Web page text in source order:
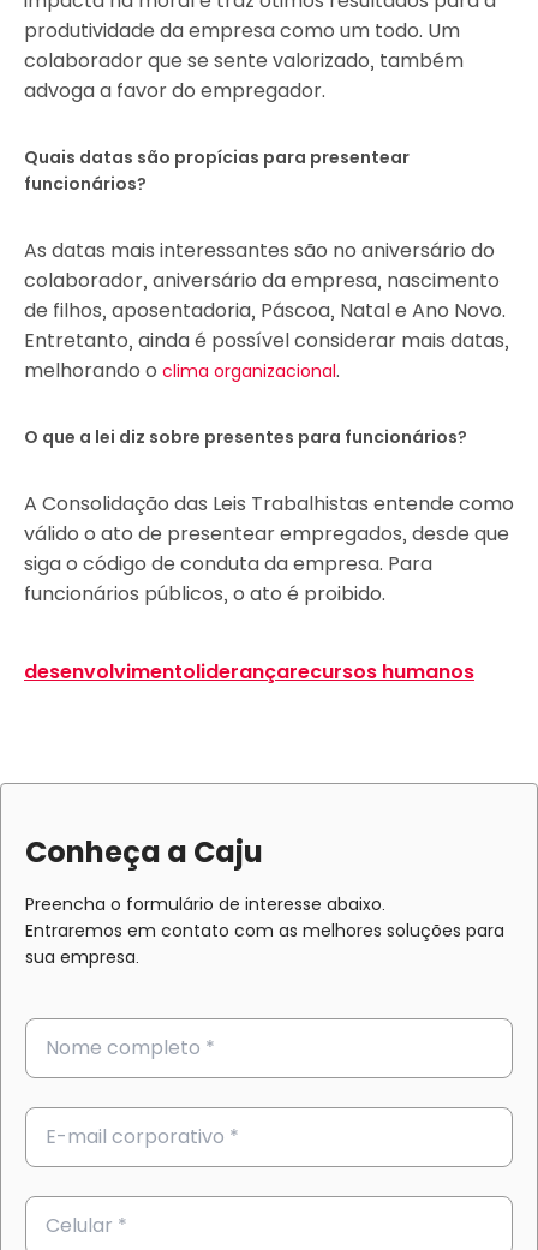
produtividade da empresa como um todo. Um
colaborador que se sente valorizado, também
advoga a favor do empregador.
Quais datas são propícias para presentear
funcionários?
As datas mais interessantes são no aniversário do
colaborador, aniversário da empresa, nascimento
de filhos, aposentadoria, Páscoa, Natal e Ano Novo.
Entretanto, ainda é possível considerar mais datas,
melhorando o clima organizacional.
O que a lei diz sobre presentes para funcionários?
A Consolidação das Leis Trabalhistas entende como
válido o ato de presentear empregados, desde que
siga o código de conduta da empresa. Para
funcionários públicos, o ato é proibido.
desenvolvimentoliderançarecursos humanos
Conheça a Caju
Preencha o formulário de interesse abaixo.
Entraremos em contato com as melhores soluções para
sua empresa.